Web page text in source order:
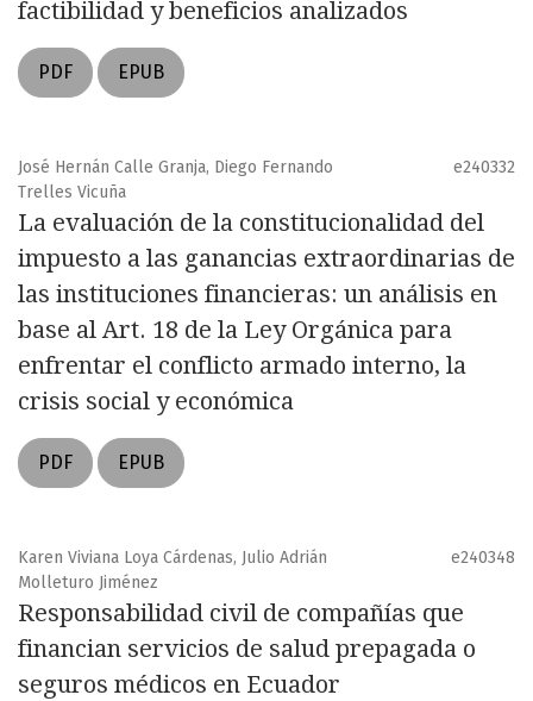
factibilidad y beneficios analizados
PDF EPUB
José Hernán Calle Granja, Diego Fernando
Trelles Vicuña
e240332
La evaluación de la constitucionalidad del
impuesto a las ganancias extraordinarias de
las instituciones financieras: un análisis en
base al Art. 18 de la Ley Orgánica para
enfrentar el conflicto armado interno, la
crisis social y económica
PDF EPUB
Karen Viviana Loya Cárdenas, Julio Adrián
Molleturo Jiménez
e240348
Responsabilidad civil de compañías que
financian servicios de salud prepagada o
seguros médicos en Ecuador